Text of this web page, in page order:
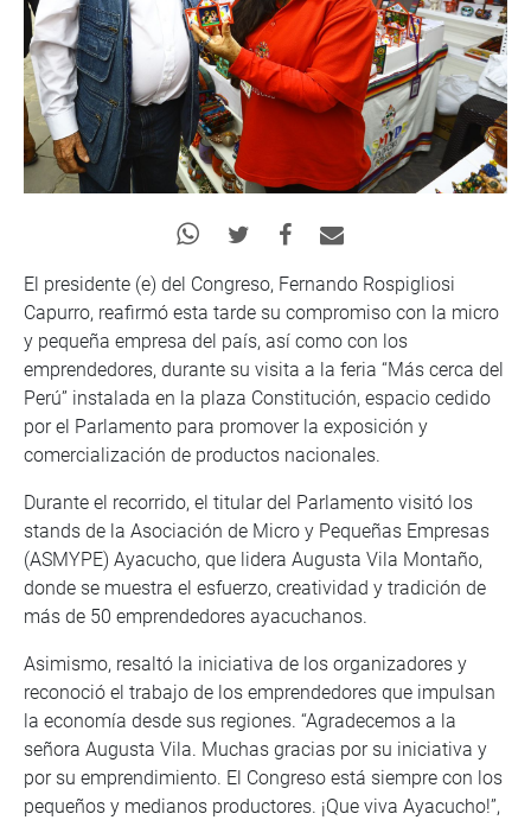
El presidente (e) del Congreso, Fernando Rospigliosi
Capurro, reafirmó esta tarde su compromiso con la micro
y pequeña empresa del país, así como con los
emprendedores, durante su visita a la feria “Más cerca del
Perú” instalada en la plaza Constitución, espacio cedido
por el Parlamento para promover la exposición y
comercialización de productos nacionales.
Durante el recorrido, el titular del Parlamento visitó los
stands de la Asociación de Micro y Pequeñas Empresas
(ASMYPE) Ayacucho, que lidera Augusta Vila Montaño,
donde se muestra el esfuerzo, creatividad y tradición de
más de 50 emprendedores ayacuchanos.
Asimismo, resaltó la iniciativa de los organizadores y
reconoció el trabajo de los emprendedores que impulsan
la economía desde sus regiones. “Agradecemos a la
señora Augusta Vila. Muchas gracias por su iniciativa y
por su emprendimiento. El Congreso está siempre con los
pequeños y medianos productores. ¡Que viva Ayacucho!”,